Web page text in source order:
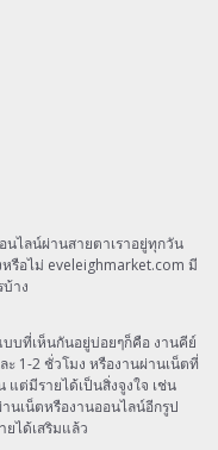
ไลน์ผ่านสายตาเราอยู่ทุกวัน
รือไม่ eveleighmarket.com มี
าง
บที่เห็นกันอยู่บ่อยๆก็คือ งานคีย์
ะ 1-2 ชั่วโมง หรืองานผ่านเน็ตที่
ต่มีรายได้เป็นสิ่งจูงใจ เช่น
นเน็ตหรืองานออนไลน์อีกรูป
ได้เสริมแล้ว